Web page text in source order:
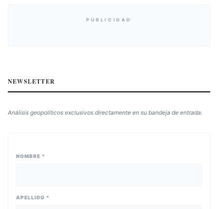
PUBLICIDAD
NEWSLETTER
Análisis geopolíticos exclusivos directamente en su bandeja de entrada.
NOMBRE *
APELLIDO *